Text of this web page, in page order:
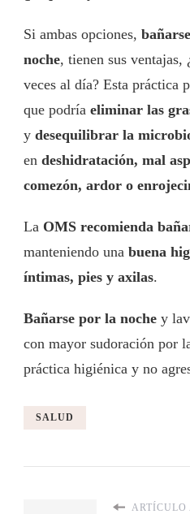
Si ambas opciones,
noche, tienen sus ventajas,
veces al día? Esta práctica
que podría eliminar las
y desequilibrar la
en deshidratación, mal
comezón, ardor o
La OMS recomienda
manteniendo una buena
íntimas, pies y axilas.
Bañarse por la noche y
con mayor sudoración por
práctica higiénica y no
SALUD
ARTÍCULO